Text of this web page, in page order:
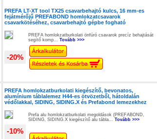
PREFA LT-XT tool TX25 csavarbehajtó kulcs, 16 mm-es
fejátmérőjű PREFABOND homlokzatcsavarok
csavarkötéséhez, csavarbehajtó gépbe fogható
PREFA homlokzatburkolati önfúró csavarok precíz behajtását
segítő komp... Tovább >>>
-20%
PREFA homlokzatburkolati kiegészítő, bevonatos,
alumínium táblalemez H44-es ötvözetből, hátoldalán
védőlakkal, SIDING, SIDING.X és Prefabond lemezekhez
Prefa alu homlokzatburkolati megoldások (PREFABOND,
SIDING, SIDING.X kiegészítő alu tábla... Tovább >>>
-10%